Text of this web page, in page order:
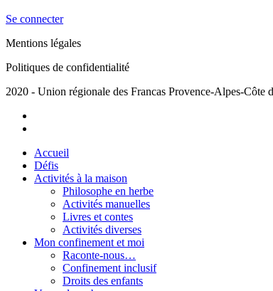
Se connecter
Mentions légales
Politiques de confidentialité
2020 - Union régionale des Francas Provence-Alpes-Côte
Close
Menu
Accueil
Défis
Activités à la maison
Philosophe en herbe
Activités manuelles
Livres et contes
Activités diverses
Mon confinement et moi
Raconte-nous…
Confinement inclusif
Droits des enfants